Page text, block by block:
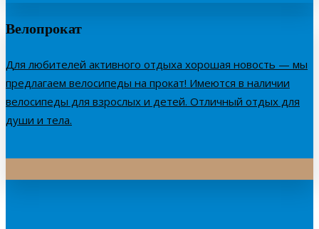
Велопрокат
Для любителей активного отдыха хорошая новость — мы
предлагаем велосипеды на прокат! Имеются в наличии
велосипеды для взрослых и детей. Отличный отдых для
души и тела.